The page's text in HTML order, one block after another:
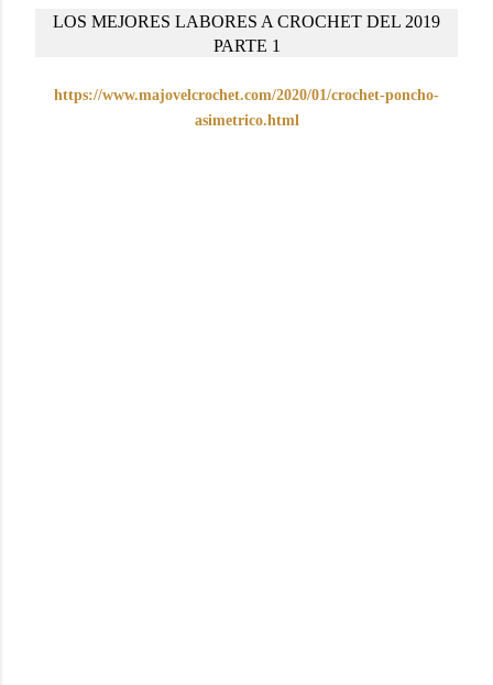
LOS MEJORES LABORES A CROCHET DEL 2019
PARTE 1
https://www.majovelcrochet.com/2020/01/crochet-poncho-
asimetrico.html